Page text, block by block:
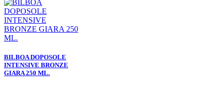
BILBOA DOPOSOLE
INTENSIVE BRONZE
GIARA 250 ML.